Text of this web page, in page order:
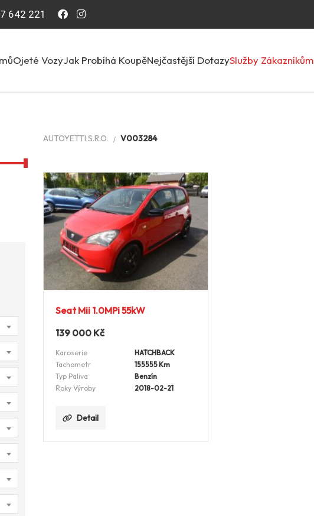
642 221
Ojeté VozyJak Probíhá KoupěNejčastější DotazySlužby Zákazníkům
AUTOYETTI S.R.O. V003284
Seat Mii 1.0MPi 55kW
139 000 Kč
Karoserie
HATCHBACK
Tachometr
155555 Km
Typ Paliva
Benzín
Roky Výroby
2018-02-21
Detail